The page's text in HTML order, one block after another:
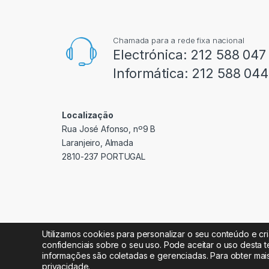
Chamada para a rede fixa nacional
Electrónica: 212 588 047
Informática: 212 588 044
Localização
Rua José Afonso, nº9 B
Laranjeiro, Almada
2810-237 PORTUGAL
Radipeças Lda. 2026 © Todos os direitos
Utilizamos cookies para personalizar o seu conteúdo e
confidenciais sobre o seu uso. Pode aceitar o uso desta
informações são coletadas e gerenciadas. Para obter
privacidade.